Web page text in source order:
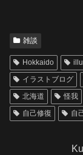
雑談
Hokkaido
イラストブログ
北海道
怪我
自己修復
自